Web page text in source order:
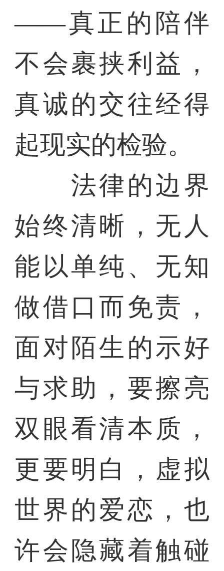
——真正的陪伴
不会裹挟利益，
真诚的交往经得
起现实的检验。
法律的边界
始终清晰，无人
能以单纯、无知
做借口而免责，
面对陌生的示好
与求助，要擦亮
双眼看清本质，
更要明白，虚拟
世界的爱恋，也
许会隐藏着触碰